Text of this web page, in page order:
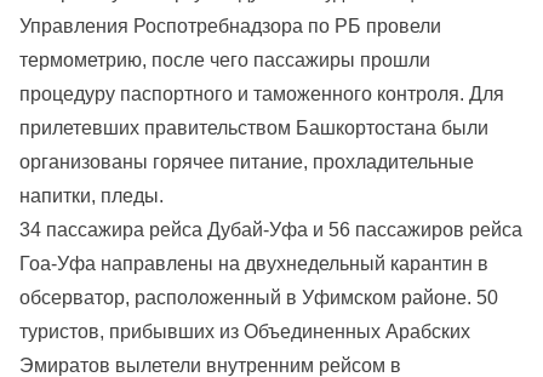
Управления Роспотребнадзора по РБ провели
термометрию, после чего пассажиры прошли
процедуру паспортного и таможенного контроля. Для
прилетевших правительством Башкортостана были
организованы горячее питание, прохладительные
напитки, пледы.
34 пассажира рейса Дубай-Уфа и 56 пассажиров рейса
Гоа-Уфа направлены на двухнедельный карантин в
обсерватор, расположенный в Уфимском районе. 50
туристов, прибывших из Объединенных Арабских
Эмиратов вылетели внутренним рейсом в